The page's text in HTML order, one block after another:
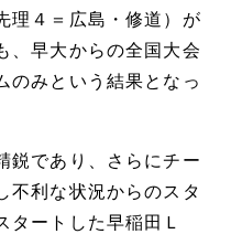
理４＝広島・修道）が
、早大からの全国大会
のみという結果となっ
であり、さらにチー
不利な状況からのスタ
タートした早稲田Ｌ